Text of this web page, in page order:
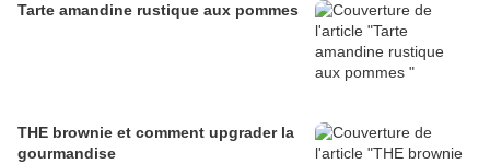
Tarte amandine rustique aux pommes
THE brownie et comment upgrader la
gourmandise